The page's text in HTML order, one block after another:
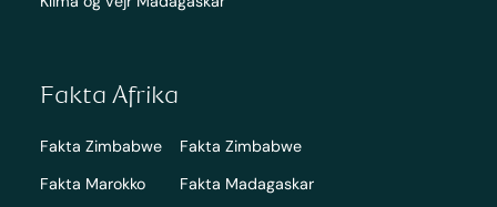
Fakta Afrika
Fakta Zimbabwe
Fakta Marokko
Fakta Zimbabwe
Fakta Madagaskar